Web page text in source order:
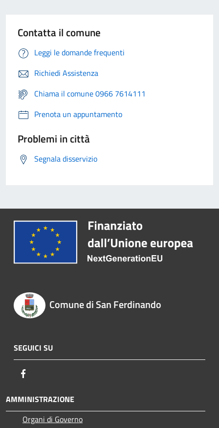
Contatta il comune
Leggi le domande frequenti
Richiedi Assistenza
Chiama il comune 0966 7614111
Prenota un appuntamento
Problemi in città
Segnala disservizio
Comune di San Ferdinando
SEGUICI SU
AMMINISTRAZIONE
Organi di Governo